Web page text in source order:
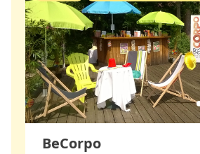
BeCorpo